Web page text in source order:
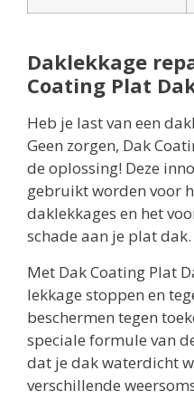
Daklekkage
Coating Plat
Heb je last van een
Geen zorgen, Dak
de oplossing! Deze
gebruikt worden voor
daklekkages en het
schade aan je plat dak.
Met Dak Coating Plat
lekkage stoppen en
beschermen tegen
speciale formule van
dat je dak waterdicht
verschillende